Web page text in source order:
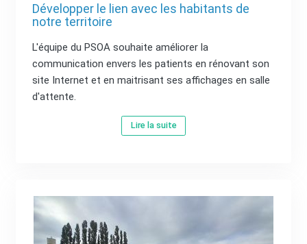
Développer le lien avec les habitants de
notre territoire
L'équipe du PSOA souhaite améliorer la
communication envers les patients en rénovant son
site Internet et en maitrisant ses affichages en salle
d'attente.
Lire la suite